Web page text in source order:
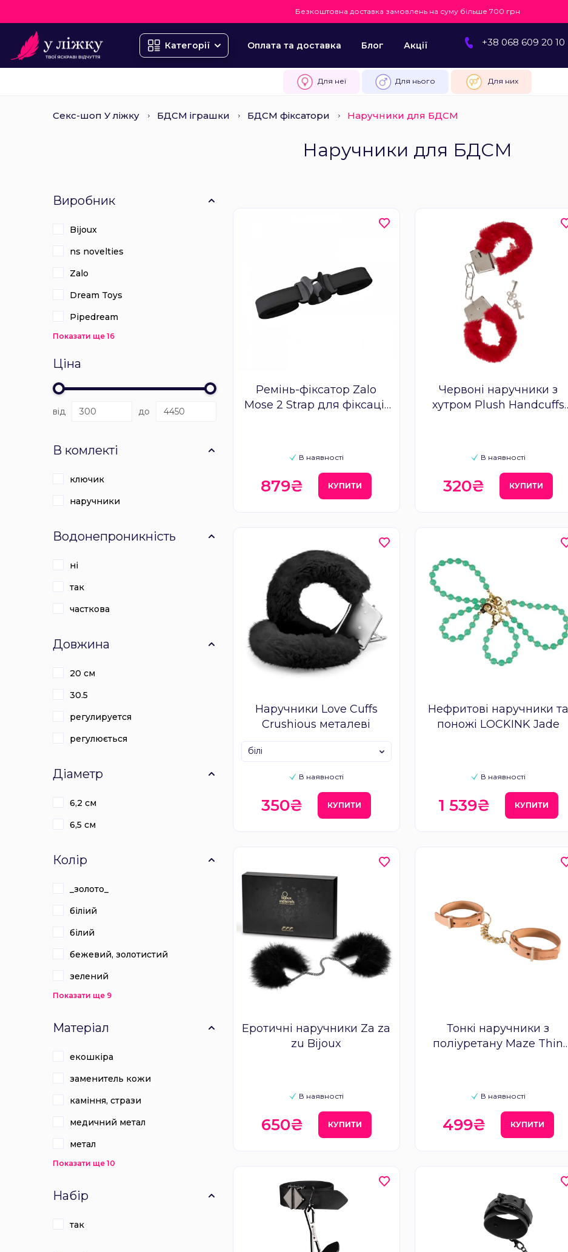
Безкоштовна доставка замовлень на суму більше 700 грн
Категорії Оплата та доставка Блог Акції +38 068 609 20 10
Для неї Для нього Для них
Секс-шоп У ліжку БДСМ іграшки БДСМ фіксатори Наручники для БДСМ
Наручники для БДСМ
Виробник
Bijoux
ns novelties
Zalo
Dream Toys
Pipedream
Показати ще 16
Ціна
від до
В комлекті
ключик
наручники
Водонепроникність
ні
так
часткова
Довжина
20 см
30.5
регулируется
регулюється
Діаметр
6,2 см
6,5 см
Колір
_золото_
біліий
білий
бежевий, золотистий
зелений
Показати ще 9
Матеріал
екошкіра
заменитель кожи
каміння, стрази
медичний метал
метал
Показати ще 10
Набір
так
Ремінь-фіксатор Zalo
Mose 2 Strap для фіксації
В наявності
879₴ КУПИТИ
Червоні наручники з
хутром Plush Handcuffs
В наявності
320₴ КУПИТИ
Наручники Love Cuffs
Crushious металеві
В наявності
білі
350₴ КУПИТИ
Нефритові наручники та
поножі LOCKINK Jade
В наявності
1 539₴ КУПИТИ
Еротичні наручники Za za
zu Bijoux
В наявності
650₴ КУПИТИ
Тонкі наручники з
поліуретану Maze Thin
В наявності
499₴ КУПИТИ